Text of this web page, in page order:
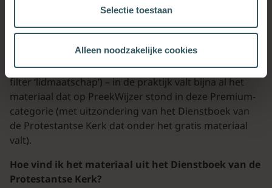
Selectie toestaan
Alleen noodzakelijke cookies
Nee, dat kan niet. Het materiaal dat op PreekWijzer
stond, is afkomstig uit verschillende bronnen.
Je kunt wél alleen materiaal op het gebied van
’ selecteren
of alleen in het ‘Premium’-materiaalzoeken (via de
filter ‘lidmaatschap’) – in de praktijk valt bijna al het
materiaal dat op PreekWijzer stond in deze Premium-
categorie (met uitzondering van het Dienstboek van
de Protestantse Kerk dat onder het gratis materiaal
valt).
Hoe vind ik het materiaal uit het Dienstboek van de
Protestantse Kerk?